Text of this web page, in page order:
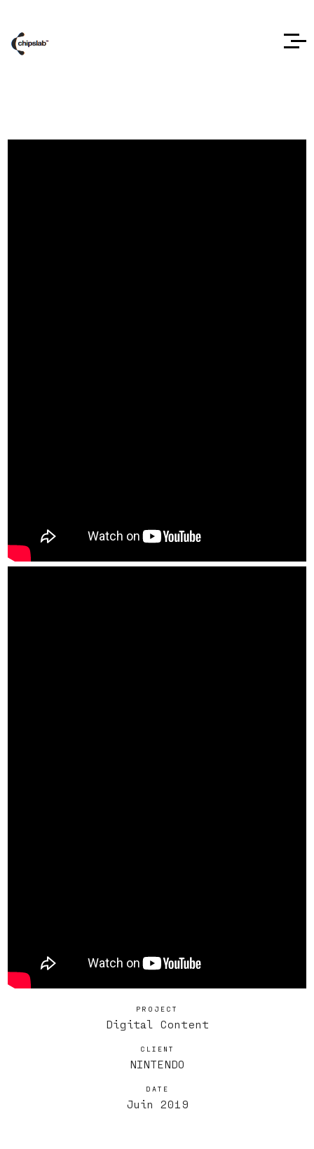
PROJECT
Digital Content
CLIENT
NINTENDO
DATE
Juin 2019